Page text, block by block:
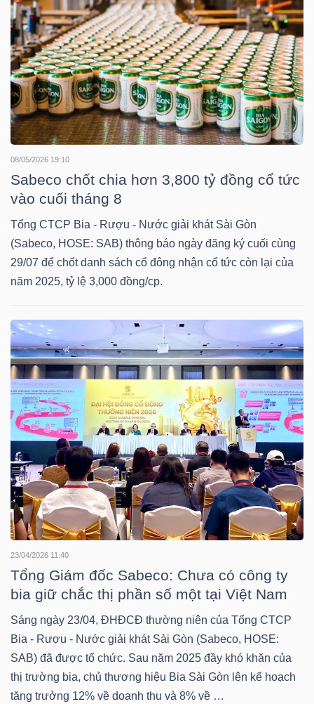
08/05/2026 19:10
Sabeco chốt chia hơn 3,800 tỷ đồng cổ tức
vào cuối tháng 8
Tổng CTCP Bia - Rượu - Nước giải khát Sài Gòn
(Sabeco, HOSE: SAB) thông báo ngày đăng ký cuối cùng
29/07 để chốt danh sách cổ đông nhận cổ tức còn lại của
năm 2025, tỷ lệ 3,000 đồng/cp.
23/04/2026 11:40
Tổng Giám đốc Sabeco: Chưa có công ty
bia giữ chắc thị phần số một tại Việt Nam
Sáng ngày 23/04, ĐHĐCĐ thường niên của Tổng CTCP
Bia - Rượu - Nước giải khát Sài Gòn (Sabeco, HOSE:
SAB) đã được tổ chức. Sau năm 2025 đầy khó khăn của
thị trường bia, chủ thương hiệu Bia Sài Gòn lên kế hoạch
tăng trưởng 12% về doanh thu và 8% về …
TRUY
XUẤT
DỮ
LIỆU
Ngành
(-)
VS-
SECTOR
NGUYÊN
VẬT
LIỆU
CÔNG
KHÔNG
THIẾT